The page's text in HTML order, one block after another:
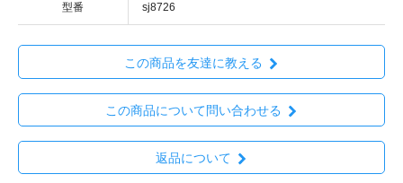
型番 sj8726
この商品を友達に教える
この商品について問い合わせる
返品について